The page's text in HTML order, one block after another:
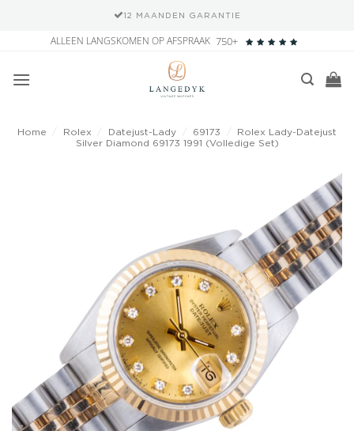
12 MAANDEN GARANTIE
inhoud
ALLEEN LANGSKOMEN OP AFSPRAAK 750+
Home Rolex Datejust-Lady 69173
Rolex Lady-Datejust
Silver Diamond 69173 1991 (Volledige Set)
Add to
wishlist